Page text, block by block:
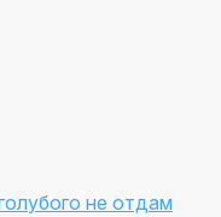
не отдам